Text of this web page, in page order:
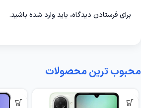
برای فرستادن دیدگاه، بایدوارد شده باشید.
محبوب ترین محصولات